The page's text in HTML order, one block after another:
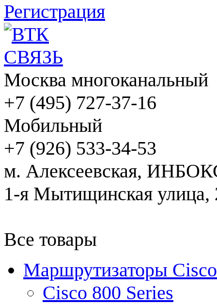
Регистрация
Москва многоканальный
+7 (495) 727-37-16
Мобильный
+7 (926) 533-34-53
м. Алексеевская,
1-я Мытищинская улица,
Все товары
Маршрутизаторы Cisco
Cisco 800 Series